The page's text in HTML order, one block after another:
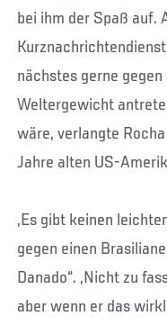
bei ihm der Spaß auf.
nächstes gerne
Weltergewicht
wäre, verlangte
Jahre alten US-
„Es gibt keinen
gegen einen
Danado“. „Nicht zu
aber wenn er das